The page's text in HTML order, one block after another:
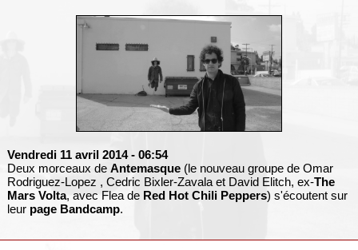
Vendredi 11 avril 2014 - 06:54
Deux morceaux de Antemasque(le nouveau groupe de Omar
Rodriguez-Lopez , Cedric Bixler-Zavala et David Elitch, ex-The
Mars Volta, avec Flea de Red Hot Chili Peppers) s'écoutent sur
leur page Bandcamp.